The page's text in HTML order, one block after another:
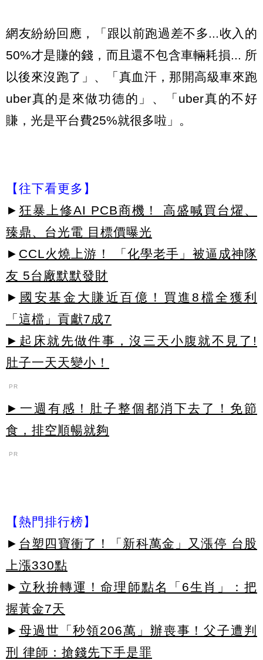
網友紛紛回應，「跟以前跑過差不多...收入的
50%才是賺的錢，而且還不包含車輛耗損... 所
以後來沒跑了」、「真血汗，那開高級車來跑
uber真的是來做功德的」、「uber真的不好
賺，光是平台費25%就很多啦」。
【往下看更多】
► 狂暴上修AI PCB商機！ 高盛喊買台燿、
臻鼎、台光電 目標價曝光
► CCL火燒上游！ 「化學老手」被逼成神隊
友 5台廠默默發財
► 國安基金大賺近百億！買進8檔全獲利
「這檔」貢獻7成7
►起床就先做件事，沒三天小腹就不見了!
肚子一天天變小！
PR
►一週有感！肚子整個都消下去了！免節
食，排空順暢就夠
PR
【熱門排行榜】
► 台塑四寶衝了！「新科萬金」又漲停 台股
上漲330點
► 立秋拚轉運！命理師點名「6生肖」：把
握黃金7天
► 母過世「秒領206萬」辦喪事！父子遭判
刑 律師：搶錢先下手是罪